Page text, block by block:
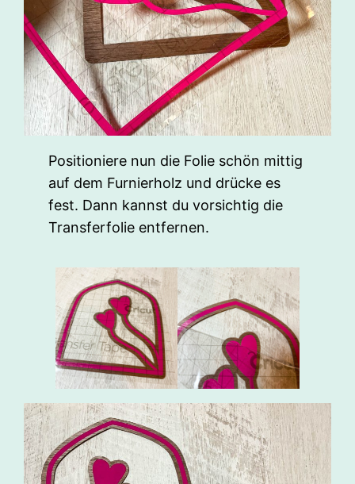
Positioniere nun die Folie schön mittig
auf dem Furnierholz und drücke es
fest. Dann kannst du vorsichtig die
Transferfolie entfernen.